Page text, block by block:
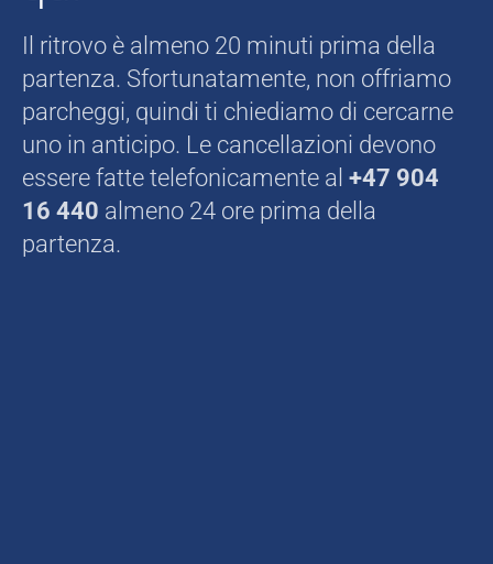
Il ritrovo è almeno 20 minuti prima della
partenza. Sfortunatamente, non offriamo
parcheggi, quindi ti chiediamo di cercarne
uno in anticipo. Le cancellazioni devono
essere fatte telefonicamente al +47 904
16 440 almeno 24 ore prima della
partenza.